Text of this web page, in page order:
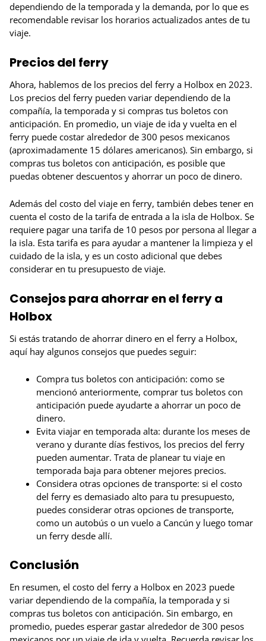
dependiendo de la temporada y la demanda, por lo que es
recomendable revisar los horarios actualizados antes de tu
viaje.
Precios del ferry
Ahora, hablemos de los precios del ferry a Holbox en 2023.
Los precios del ferry pueden variar dependiendo de la
compañía, la temporada y si compras tus boletos con
anticipación. En promedio, un viaje de ida y vuelta en el
ferry puede costar alrededor de 300 pesos mexicanos
(aproximadamente 15 dólares americanos). Sin embargo, si
compras tus boletos con anticipación, es posible que
puedas obtener descuentos y ahorrar un poco de dinero.
Además del costo del viaje en ferry, también debes tener en
cuenta el costo de la tarifa de entrada a la isla de Holbox. Se
requiere pagar una tarifa de 10 pesos por persona al llegar a
la isla. Esta tarifa es para ayudar a mantener la limpieza y el
cuidado de la isla, y es un costo adicional que debes
considerar en tu presupuesto de viaje.
Consejos para ahorrar en el ferry a
Holbox
Si estás tratando de ahorrar dinero en el ferry a Holbox,
aquí hay algunos consejos que puedes seguir:
Compra tus boletos con anticipación: como se
mencionó anteriormente, comprar tus boletos con
anticipación puede ayudarte a ahorrar un poco de
dinero.
Evita viajar en temporada alta: durante los meses de
verano y durante días festivos, los precios del ferry
pueden aumentar. Trata de planear tu viaje en
temporada baja para obtener mejores precios.
Considera otras opciones de transporte: si el costo
del ferry es demasiado alto para tu presupuesto,
puedes considerar otras opciones de transporte,
como un autobús o un vuelo a Cancún y luego tomar
un ferry desde allí.
Conclusión
En resumen, el costo del ferry a Holbox en 2023 puede
variar dependiendo de la compañía, la temporada y si
compras tus boletos con anticipación. Sin embargo, en
promedio, puedes esperar gastar alrededor de 300 pesos